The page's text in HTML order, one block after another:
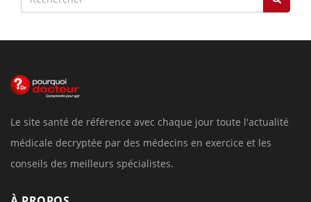
Le site santé de référence avec chaque jour toute l'actualité
médicale decryptée par des médecins en exercice et les
conseils des meilleurs spécialistes.